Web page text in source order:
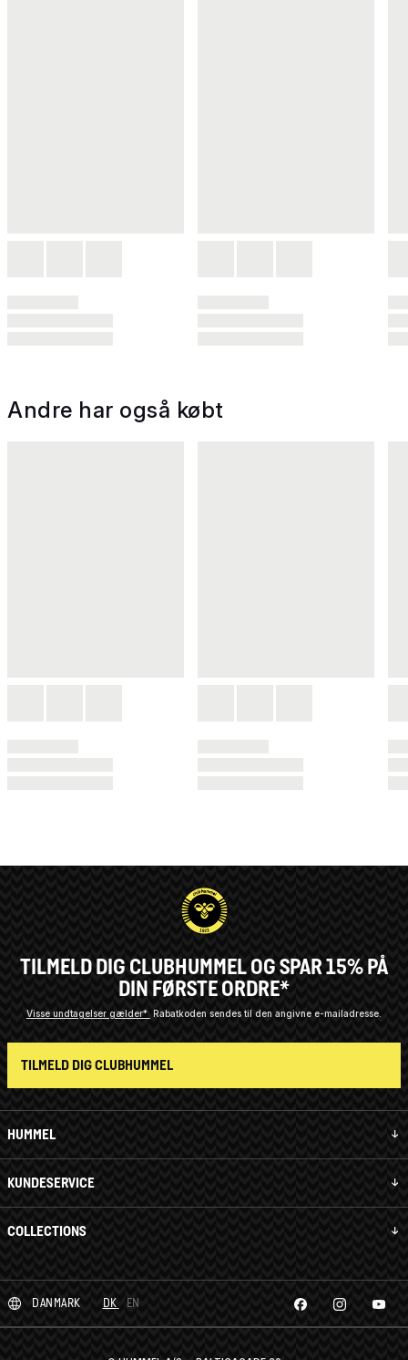
Andre har også købt
HUMMEL
KUNDESERVICE
COLLECTIONS
TILMELD DIG CLUBHUMMEL OG SPAR 15% PÅ
DIN FØRSTE ORDRE*
Visse undtagelser gælder* Rabatkoden sendes til den angivne e-mailadresse.
TILMELD DIG CLUBHUMMEL
DANMARK DK EN